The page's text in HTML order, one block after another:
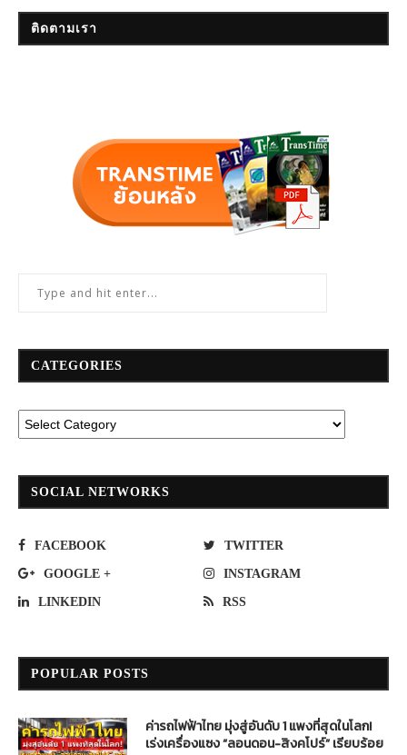
ติดตามเรา
CATEGORIES
SOCIAL NETWORKS
FACEBOOK TWITTER
GOOGLE + INSTAGRAM
LINKEDIN RSS
POPULAR POSTS
ค่ารถไฟฟ้าไทย มุ่งสู่อันดับ 1 แพงที่สุดในโลก!
เร่งเครื่องแซง “ลอนดอน-สิงคโปร์” เรียบร้อย